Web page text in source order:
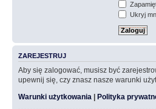
Ukryj
ZAREJESTRUJ
Aby się zalogować, musisz być
upewnij się, czy znasz nasze warunki
Warunki użytkowania | Polityka